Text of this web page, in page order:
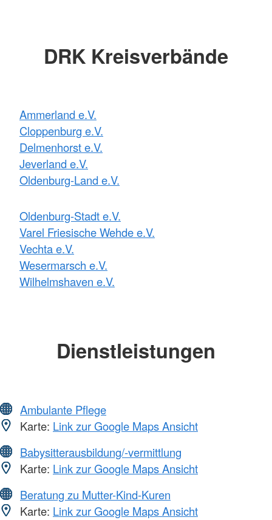
DRK Kreisverbände
Ammerland e.V.
Cloppenburg e.V.
Delmenhorst e.V.
Jeverland e.V.
Oldenburg-Land e.V.
Oldenburg-Stadt e.V.
Varel Friesische Wehde e.V.
Vechta e.V.
Wesermarsch e.V.
Wilhelmshaven e.V.
Dienstleistungen
Ambulante Pflege
Karte: Link zur Google Maps Ansicht
Babysitterausbildung/-vermittlung
Karte: Link zur Google Maps Ansicht
Beratung zu Mutter-Kind-Kuren
Karte: Link zur Google Maps Ansicht